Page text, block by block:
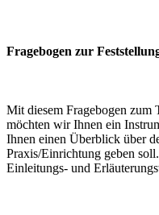
Fragebogen zur
Mit diesem Fragebogen
möchten wir Ihnen ein
Ihnen einen Überblick über
Praxis/Einrichtung geben
Einleitungs- und